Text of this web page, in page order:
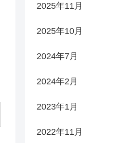
2025年11月
2025年10月
2024年7月
2024年2月
2023年1月
2022年11月